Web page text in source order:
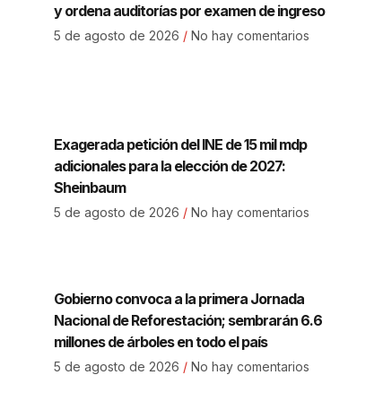
y ordena auditorías por examen de ingreso
5 de agosto de 2026 No hay comentarios
Exagerada petición del INE de 15 mil mdp
adicionales para la elección de 2027:
Sheinbaum
5 de agosto de 2026 No hay comentarios
Gobierno convoca a la primera Jornada
Nacional de Reforestación; sembrarán 6.6
millones de árboles en todo el país
5 de agosto de 2026 No hay comentarios